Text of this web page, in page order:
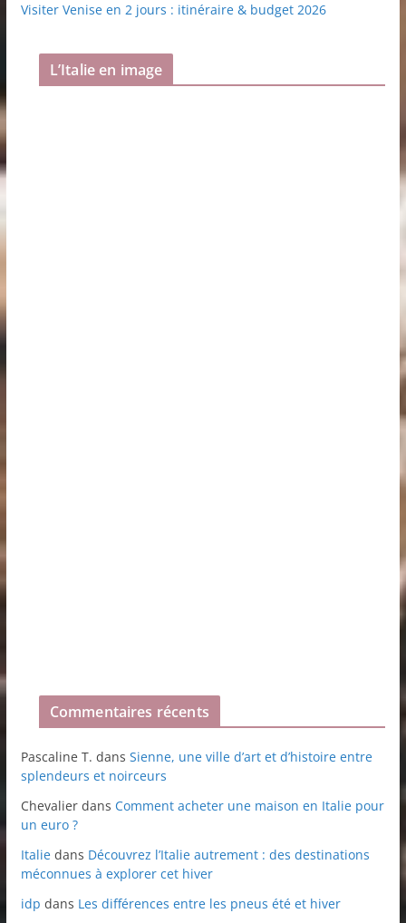
Visiter Venise en 2 jours : itinéraire & budget 2026
L’Italie en image
Commentaires récents
Pascaline T. dans Sienne, une ville d’art et d’histoire entre
splendeurs et noirceurs
Chevalierdans Comment acheter une maison en Italie pour
un euro ?
Italiedans Découvrez l’Italie autrement : des destinations
méconnues à explorer cet hiver
idp dans Les différences entre les pneus été et hiver